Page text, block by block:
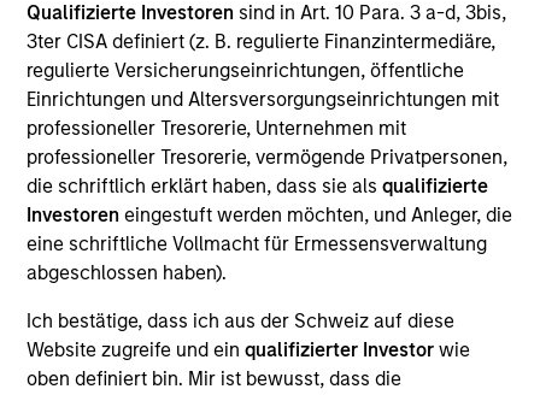
Qualifizierte Investoren sind in Art. 10 Para. 3 a-d, 3bis,
3ter CISA definiert (z. B. regulierte Finanzintermediäre,
regulierte Versicherungseinrichtungen, öffentliche
Einrichtungen und Altersversorgungseinrichtungen mit
professioneller Tresorerie, Unternehmen mit
professioneller Tresorerie, vermögende Privatpersonen,
die schriftlich erklärt haben, dass sie alsqualifizierte
Investoren eingestuft werden möchten, und Anleger, die
eine schriftliche Vollmacht für Ermessensverwaltung
abgeschlossen haben).
Ich bestätige, dass ich aus der Schweiz auf diese
Website zugreife und ein qualifizierter Investor wie
oben definiert bin. Mir ist bewusst, dass die
The current macroenvironment remains resilient
despite elevated volatility and divergence across
markets. As inflation and energy prices keep
central banks hawkish, real estate continues to
offer attractive relative value, supported by a 25%
repricing, durable income streams, and
constrained supply. In this environment, diversified
portfolios and selective asset-level investing
remain critical.
07-AUG-2026